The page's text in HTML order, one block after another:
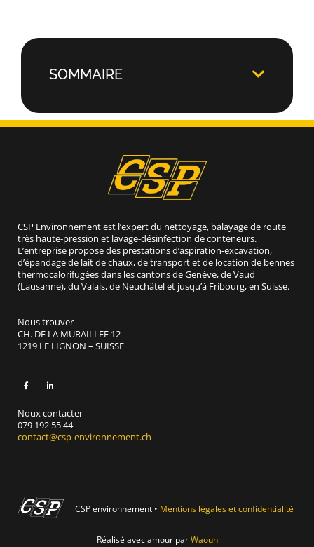
SOMMAIRE
CSP Environnement est l’expert du nettoyage, balayage de route
très haute-pression et lavage-désinfection de conteneurs.
L’entreprise propose des prestations d’aspiration-excavation,
d’épandage de lait de chaux, de transport et de location de bennes
thermocalorifugées dans les cantons de Genève, de Vaud
(Lausanne), du Valais, de Neuchâtel et jusqu’à Fribourg, en Suisse.
Nous trouver
CH. DE LA MURAILLEE 12
1219 LE LIGNON – SUISSE
Noux contacter
079 192 55 44
contact@csp-environnement.ch
CSP environnement • Mentions légales et confidentialité
Réalisé avec amour parWaouh